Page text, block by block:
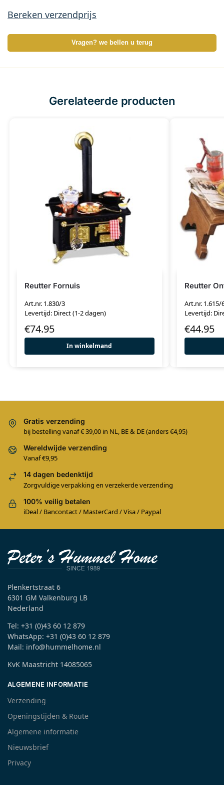
Bereken verzendprijs
Vragen? we bellen u terug
Gerelateerde producten
Reutter Fornuis
Art.nr. 1.830/3
Levertijd: Direct (1-2 dagen)
€74.95
In winkelmand
Reutter
Art.nr. 1.615/
Levertijd:
€44.95
Gratis verzending
bij bestelling vanaf € 39,00 in NL, BE & DE (anders €4,95)
Wereldwijde verzending
Vanaf €9,95
14 dagen bedenktijd
Zorgvuldige verpakking en verzekerde verzending
100% veilig betalen
iDeal / Bancontact / MasterCard / Visa / Paypal
Plenkertstraat 6
6301 GM Valkenburg LB
Nederland
Tel: +31 (0)43 60 12 879
WhatsApp: +31 (0)43 60 12 879
Mail: info@hummelhome.nl
KvK Maastricht 14085065
ALGEMENE INFORMATIE
Verzending
Openingstijden & Route
Algemene informatie
Nieuwsbrief
Privacy